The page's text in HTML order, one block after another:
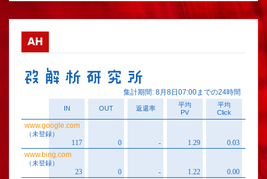
AH